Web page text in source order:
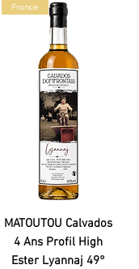
France
MATOUTOU Calvados
4 Ans Profil High
Ester Lyannaj 49°